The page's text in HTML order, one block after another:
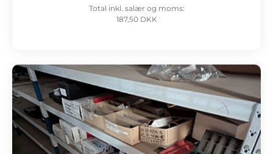
Total inkl. salær og moms:
187,50 DKK